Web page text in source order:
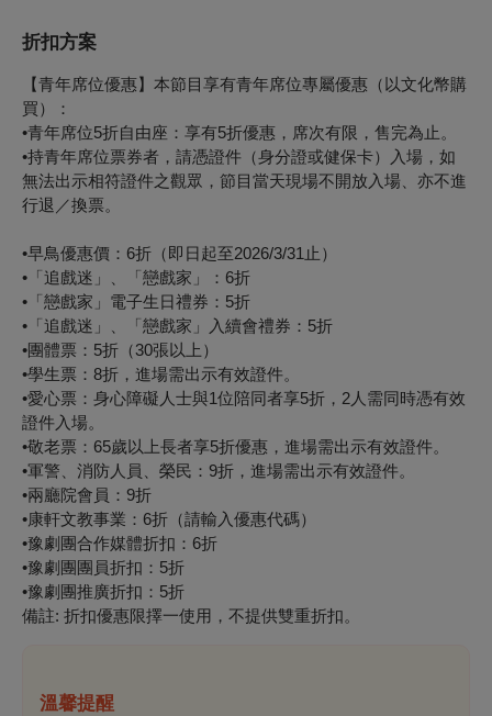
折扣方案
【青年席位優惠】本節目享有青年席位專屬優惠（以文化幣購
買）：
•青年席位5折自由座：享有5折優惠，席次有限，售完為止。
•持青年席位票券者，請憑證件（身分證或健保卡）入場，如
無法出示相符證件之觀眾，節目當天現場不開放入場、亦不進
行退／換票。
•早鳥優惠價：6折（即日起至2026/3/31止）
•「追戲迷」、「戀戲家」：6折
•「戀戲家」電子生日禮券：5折
•「追戲迷」、「戀戲家」入續會禮券：5折
•團體票：5折（30張以上）
•學生票：8折，進場需出示有效證件。
•愛心票：身心障礙人士與1位陪同者享5折，2人需同時憑有效
證件入場。
•敬老票：65歲以上長者享5折優惠，進場需出示有效證件。
•軍警、消防人員、榮民：9折，進場需出示有效證件。
•兩廳院會員：9折
•康軒文教事業：6折（請輸入優惠代碼）
•豫劇團合作媒體折扣：6折
•豫劇團團員折扣：5折
•豫劇團推廣折扣：5折
備註: 折扣優惠限擇一使用，不提供雙重折扣。
溫馨提醒